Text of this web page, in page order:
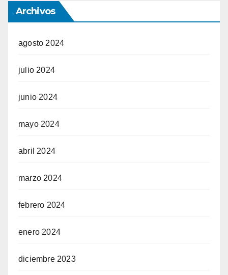
Archivos
agosto 2024
julio 2024
junio 2024
mayo 2024
abril 2024
marzo 2024
febrero 2024
enero 2024
diciembre 2023